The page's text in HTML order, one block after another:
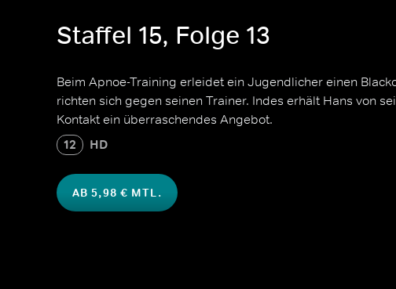
Staffel 15, Folge 13
Beim Apnoe-Training erleidet ein Jugendlicher einen
richten sich gegen seinen Trainer. Indes erhält Hans von
Kontakt ein überraschendes Angebot.
12 HD
AB 5,98 € MTL.